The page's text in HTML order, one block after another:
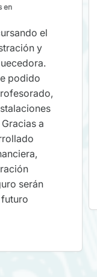
en
el
y
podido
a
serán